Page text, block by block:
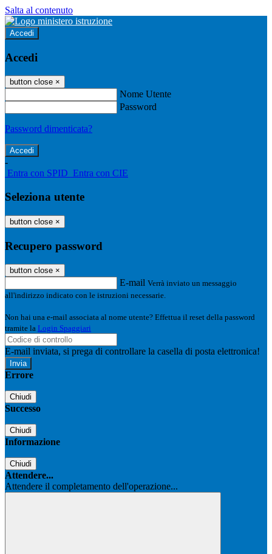
Salta al contenuto
Accedi
Accedi
button close ×
Nome Utente
Password
Password dimenticata?
-
Entra con SPID Entra con CIE
Seleziona utente
button close ×
Recupero password
button close ×
E-mail Verrà inviato un messaggio
all'indirizzo indicato con le istruzioni necessarie.
Non hai una e-mail associata al nome utente? Effettua il reset della password
tramite la Login Spaggiari
E-mail inviata, si prega di controllare la casella di posta elettronica!
Errore
Chiudi
Successo
Chiudi
Informazione
Chiudi
Attendere...
Attendere il completamento dell'operazione...